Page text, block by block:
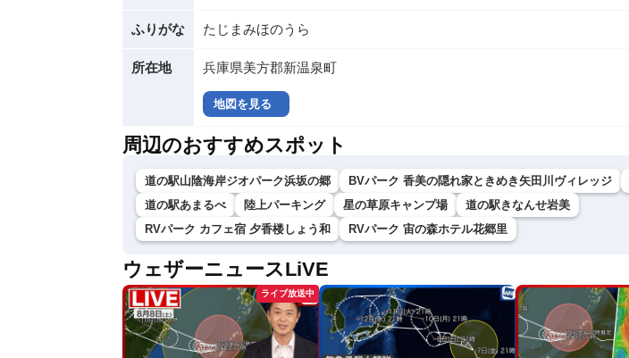
ふりがな たじまみほのうら
所在地 兵庫県美方郡新温泉町
地図を見る
周辺のおすすめスポット
道の駅山陰海岸ジオパーク浜坂の郷 BVパーク 香美の隠れ家ときめき矢田川ヴィレッジ
道の駅あまるべ
陸上パーキング 星の草原キャンプ場
道の駅きなんせ岩美
RVパーク カフェ宿 夕香楼しょう和
RVパーク 宙の森ホテル花郷里
ウェザーニュースLiVE
ライブ放送中